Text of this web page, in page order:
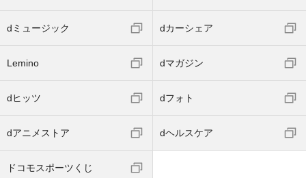
dミュージック dカーシェア
Lemino dマガジン
dヒッツ dフォト
dアニメストア dヘルスケア
ドコモスポーツくじ